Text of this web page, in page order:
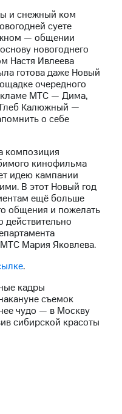
и снежный ком
суете
— общении
новогоднего
Настя Ивлеева
готова даже Новый
очередного
МТС — Дима,
Калюжный —
о себе
композиция
кинофильма
идею кампании
В этот Новый год
ещё больше
общения и пожелать
действительно
Мария Яковлева.
.
кадры
съемок
чудо — в Москву
сибирской красоты